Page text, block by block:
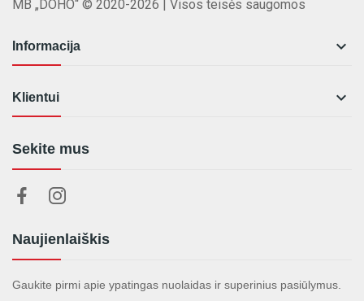
MB „DOHO“ © 2020-2026 | Visos teisės saugomos
Informacija 
Klientui 
Sekite mus
Naujienlaiškis
Gaukite pirmi apie ypatingas nuolaidas ir superinius pasiūlymus.